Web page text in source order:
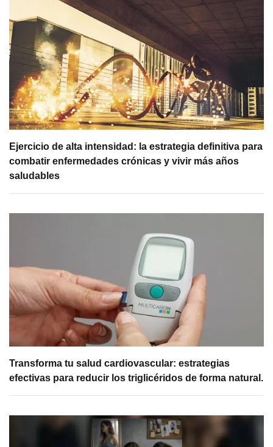
Ejercicio de alta intensidad: la estrategia definitiva para
combatir enfermedades crónicas y vivir más años
saludables
Transforma tu salud cardiovascular: estrategias
efectivas para reducir los triglicéridos de forma natural.